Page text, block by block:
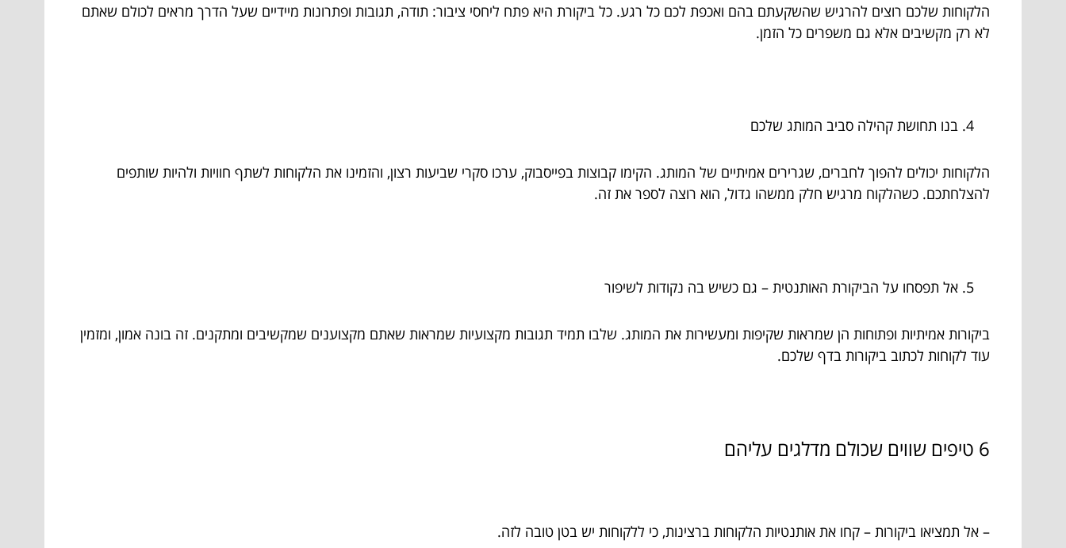
הלקוחות שלכם רוצים להרגיש שהשקעתם בהם ואכפת לכם כל רגע. כל ביקורת היא פתח ליחסי ציבור: תודה, תגובות ופתרונות מיידיים שעל הדרך מראים לכולם שאתם
לא רק מקשיבים אלא גם משפרים כל הזמן.
בנו תחושת קהילה סביב המותג שלכם
הלקוחות יכולים להפוך לחברים, שגרירים אמיתיים של המותג. הקימו קבוצות בפייסבוק, ערכו סקרי שביעות רצון, והזמינו את הלקוחות לשתף חוויות ולהיות שותפים
להצלחתכם. כשהלקוח מרגיש חלק ממשהו גדול, הוא רוצה לספר את זה.
אל תפסחו על הביקורת האותנטית – גם כשיש בה נקודות לשיפור
ביקורות אמיתיות ופתוחות הן שמראות שקיפות ומעשירות את המותג. שלבו תמיד תגובות מקצועיות שמראות שאתם מקצוענים שמקשיבים ומתקנים. זה בונה אמון, ומזמין
עוד לקוחות לכתוב ביקורות בדף שלכם.
6 טיפים שווים שכולם מדלגים עליהם
– אל תמציאו ביקורות – קחו את אותנטיות הלקוחות ברצינות, כי ללקוחות יש בטן טובה לזה.